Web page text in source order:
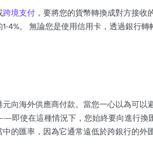
跨境支付 ，要將您的貨幣轉換成對方接
4%。 無論您是使用信用卡，透過銀行
向海外供應商付款。當您一心以為可以
即使在這種情況下，您始終要向進行換
的匯率，因為它通常遠低於跨銀行的外